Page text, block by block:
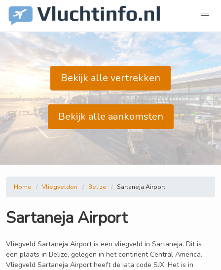
Bekijk alle vertrekken
Bekijk alle aankomsten
Home Vliegvelden Belize Sartaneja Airport
Sartaneja Airport
Vliegveld Sartaneja Airport is een vliegveld in Sartaneja. Dit is
een plaats in Belize, gelegen in het continent Central America.
Vliegveld Sartaneja Airport heeft de iata code SJX. Het is in